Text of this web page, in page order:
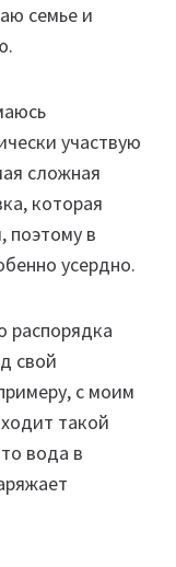
семье и
участвую
сложная
которая
поэтому в
усердно.
распорядка
свой
с моим
такой
вода в